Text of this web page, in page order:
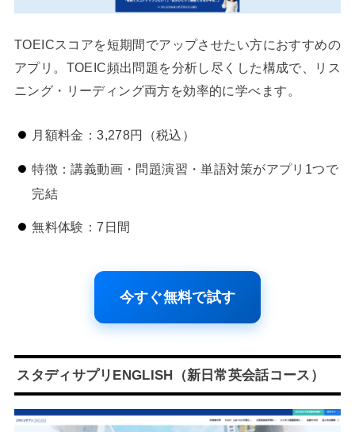
TOEICスコアを短期間でアップさせたい方におすすめの
アプリ。TOEIC頻出問題を分析し尽くした構成で、リス
ニング・リーディング両方を効率的に学べます。
月額料金：3,278円（税込）
特徴：講義動画・問題演習・単語対策がアプリ1つで
完結
無料体験：7日間
今すぐ無料で試す
スタディサプリENGLISH（新日常英会話コース）